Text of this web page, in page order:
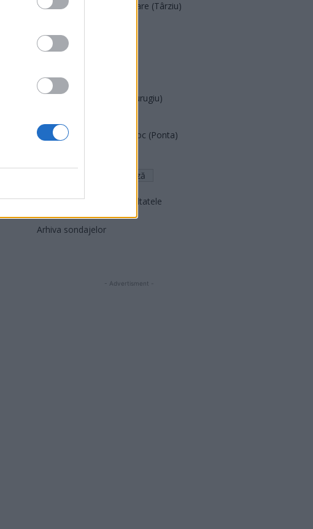
Acțiunea Conservatoare (Târziu)
PUSL (D. Voiculescu)
PNCR (Terheș)
Partidul Patrioților (Surugiu)
România pe Primul Loc (Ponta)
Arată rezultatele
Arhiva sondajelor
- Advertisment -